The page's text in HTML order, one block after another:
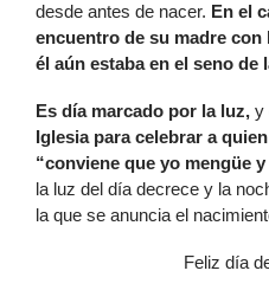
desde antes de nacer. En el
encuentro de su madre con
él aún estaba en el seno de
Es día marcado por la luz, y
Iglesia para celebrar a
“conviene que yo mengüe
la luz del día decrece y la
la que se anuncia el
Feliz día